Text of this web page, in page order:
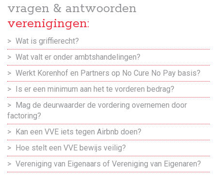
vragen & antwoorden
verenigingen:
Wat is griffierecht?
Wat valt er onder ambtshandelingen?
Werkt Korenhof en Partners op No Cure No Pay basis?
Is er een minimum aan het te vorderen bedrag?
Mag de deurwaarder de vordering overnemen door
factoring?
Kan een VVE iets tegen Airbnb doen?
Hoe stelt een VVE bewijs veilig?
Vereniging van Eigenaars of Vereniging van Eigenaren?